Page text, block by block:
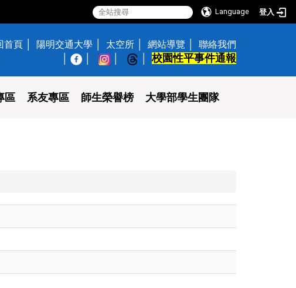
Language 登入
首頁 陽明交通大學 太空所 網站導覽
聯絡我們
校園性平事件通報
區 系友專區 師生榮譽榜 大學部學生團隊